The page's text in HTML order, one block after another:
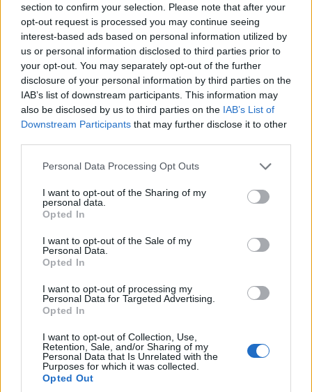
section to confirm your selection. Please note that after your
opt-out request is processed you may continue seeing
interest-based ads based on personal information utilized by
us or personal information disclosed to third parties prior to
your opt-out. You may separately opt-out of the further
disclosure of your personal information by third parties on the
IAB’s list of downstream participants. This information may
also be disclosed by us to third parties on the IAB’s List of
Downstream Participants that may further disclose it to other
Please note that this website/app uses one or more Google
not limited to your visit or usage behaviour. You may click to
grant or deny consent to Google and its third-party tags to
use your data for below specified purposes in below Google
consent section.
Personal Data Processing Opt Outs
I want to opt-out of the Sharing of my
personal data.
Opted In
I want to opt-out of the Sale of my
Personal Data.
Opted In
I want to opt-out of processing my
Personal Data for Targeted Advertising.
Opted In
I want to opt-out of Collection, Use,
Retention, Sale, and/or Sharing of my
Personal Data that Is Unrelated with the
Purposes for which it was collected.
Opted Out
σου την ευκαιρία να απολαύσει το καθιστικό
που πραγματικά του αξίζει.
Σχετικά
Ανακαινίστε το σπίτι σας
ξεκινώντας από το σαλόνι
σε "Προτάσεις"
Επιλέγουμε τον κατάλληλο
φωτισμό στο σπίτι μας
22 Νοεμβρίου 2019, 9:47 πμ
σε "Προτάσεις"
Καθιστικό vs σαλόνι:
23 Δεκεμβρίου 2022, 4:23 μμ
σε "Προτάσεις"
Ακολουθήστε μας στο
και μάθετε πρώτοι όλες τις ειδήσεις!